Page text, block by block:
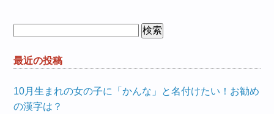
最近の投稿
10月生まれの女の子に「かんな」と名付けたい！お勧め
の漢字は？